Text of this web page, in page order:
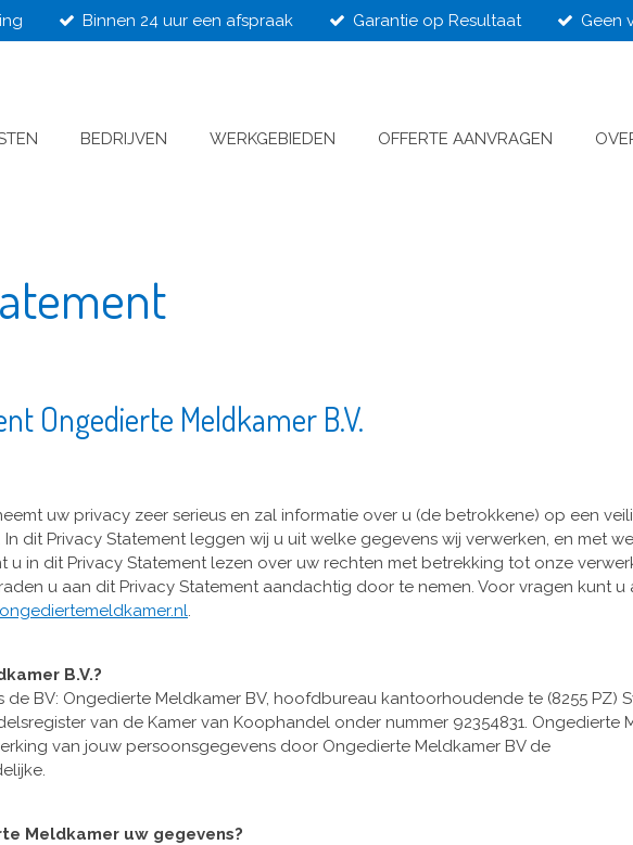
Binnen 24 uur een afspraak Garantie op Resultaat Geen
BEDRIJVEN WERKGEBIEDEN OFFERTE AANVRAGEN
Ongedierte Meldkamer B.V.
uw privacy zeer serieus en zal informatie over u (de betrokkene) op een
dit Privacy Statement leggen wij u uit welke gegevens wij verwerken, en met
u in dit Privacy Statement lezen over uw rechten met betrekking tot onze
u aan dit Privacy Statement aandachtig door te nemen. Voor vragen kunt
.
B.V.?
de BV: Ongedierte Meldkamer BV, hoofdbureau kantoorhoudende te (8255 PZ)
van de Kamer van Koophandel onder nummer 92354831. Ongedierte
van jouw persoonsgegevens door Ongedierte Meldkamer BV de
Meldkamer uw gegevens?